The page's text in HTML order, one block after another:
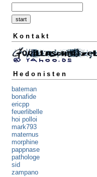
Kontakt
Hedonisten
bateman
bonafide
ericpp
feuerlibelle
hoi polloi
mark793
maternus
morphine
pappnase
pathologe
sid
zampano